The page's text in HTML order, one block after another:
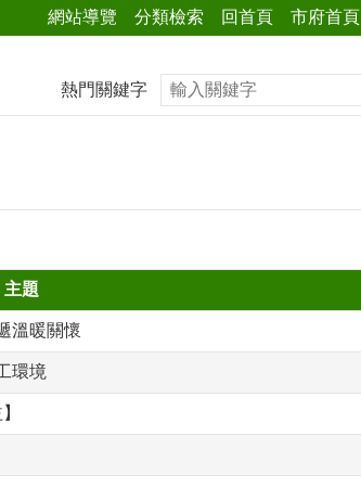
網站導覽 分類檢索 回首頁 市府首頁
熱門關鍵字
主題
溫暖關懷
環境